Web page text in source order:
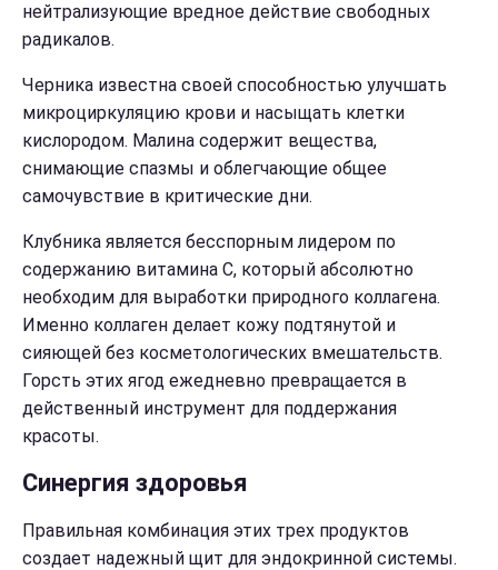
нейтрализующие вредное действие свободных
радикалов.
Черника известна своей способностью улучшать
микроциркуляцию крови и насыщать клетки
кислородом. Малина содержит вещества,
снимающие спазмы и облегчающие общее
самочувствие в критические дни.
Клубника является бесспорным лидером по
содержанию витамина С, который абсолютно
необходим для выработки природного коллагена.
Именно коллаген делает кожу подтянутой и
сияющей без косметологических вмешательств.
Горсть этих ягод ежедневно превращается в
действенный инструмент для поддержания
красоты.
Синергия здоровья
Правильная комбинация этих трех продуктов
создает надежный щит для эндокринной системы.